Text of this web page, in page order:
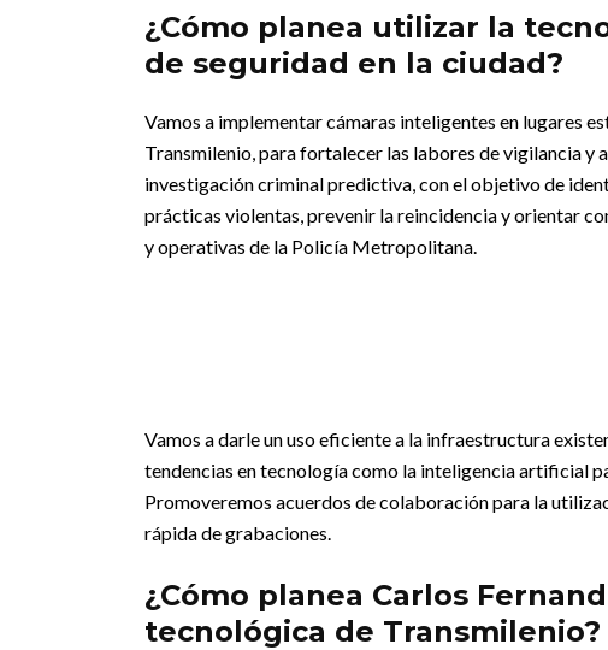
¿Cómo planea utilizar la
de seguridad en la ciudad?
Vamos a implementar cámaras inteligentes en lugares
Transmilenio, para fortalecer las labores de vigilancia y
investigación criminal predictiva, con el objetivo de
prácticas violentas, prevenir la reincidencia y orientar
y operativas de la Policía Metropolitana.
Vamos a darle un uso eficiente a la infraestructura
tendencias en tecnología como la inteligencia artificial
Promoveremos acuerdos de colaboración para la
rápida de grabaciones.
¿Cómo planea Carlos
tecnológica de Transmilenio?